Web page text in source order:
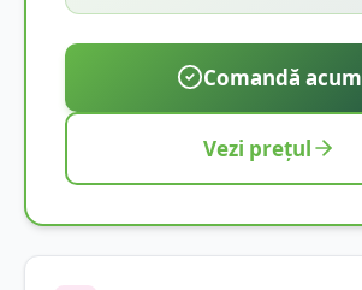
Comandă acum
Vezi prețul